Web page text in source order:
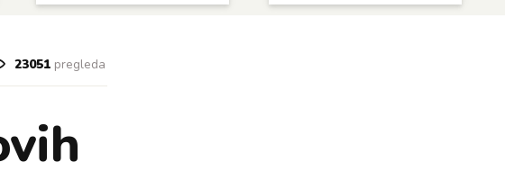
23051pregleda